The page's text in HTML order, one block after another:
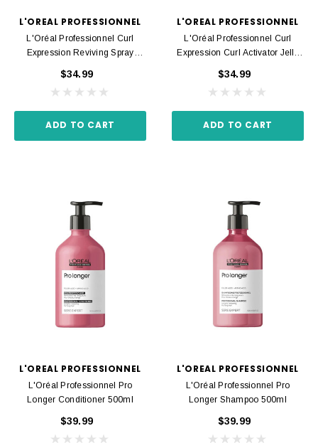
L'OREAL PROFESSIONNEL
L'Oréal Professionnel Curl
Expression Reviving Spray
$34.99
ADD TO CART
L'OREAL PROFESSIONNEL
L'Oréal Professionnel Curl
Expression Curl Activator Jelly
$34.99
ADD TO CART
L'OREAL PROFESSIONNEL
L'Oréal Professionnel Pro
Longer Conditioner 500ml
$39.99
L'OREAL PROFESSIONNEL
L'Oréal Professionnel Pro
Longer Shampoo 500ml
$39.99